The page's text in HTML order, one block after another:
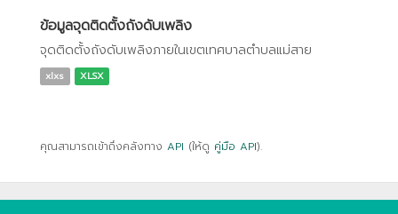
ข้อมูลจุดติดตั้งถังดับเพลิง
จุดติดตั้งถังดับเพลิงภายในเขตเทศบาลตำบลแม่สาย
xlxs XLSX
คุณสามารถเข้าถึงคลังทาง API (ให้ดู คู่มือ API).